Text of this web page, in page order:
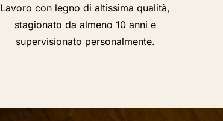
Lavoro con legno di altissima qualità,
stagionato da almeno 10 anni e
supervisionato personalmente.